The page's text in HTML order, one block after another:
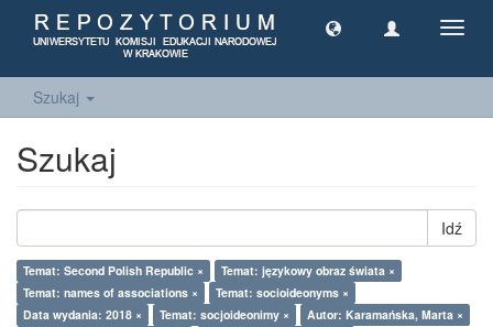
Szukaj
Szukaj
Idź
Temat: Second Polish Republic ×
Temat: językowy obraz świata ×
Temat: names of associations ×
Temat: socioideonyms ×
Data wydania: 2018 ×
Temat: socjoideonimy ×
Autor: Karamańska, Marta ×